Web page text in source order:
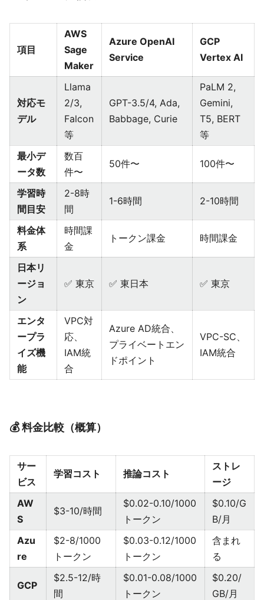
項目
AWS
Sage
Maker
Azure OpenAI
Service
GCP
Vertex AI
対応モ
デル
Llama
2/3,
Falcon
等
GPT-3.5/4, Ada,
Babbage, Curie
PaLM 2,
Gemini,
T5, BERT
等
最小デ
ータ数
数百
件〜
50件〜 100件〜
学習時
間目安
2-8時
間
1-6時間 2-10時間
料金体
系
時間課
金
トークン課金 時間課金
日本リ
ージョ
ン
✅ 東京 ✅ 東日本 ✅ 東京
エンタ
ープラ
イズ機
能
VPC対
応、
IAM統
合
Azure AD統合、
プライベートエン
ドポイント
VPC-SC、
IAM統合
💰 料金比較（概算）
サー
ビス
学習コスト 推論コスト
ストレ
ージ
AW
S
$3-10/時間
$0.02-0.10/1000
トークン
$0.10/G
B/月
Azu
re
$2-8/1000
トークン
$0.03-0.12/1000
トークン
含まれ
る
GCP
$2.5-12/時
間
$0.01-0.08/1000
トークン
$0.20/
GB/月